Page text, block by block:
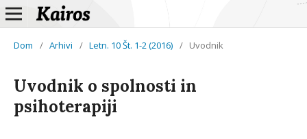
Dom / Arhivi / Letn. 10 Št. 1-2 (2016) / Uvodnik
Uvodnik o spolnosti in
psihoterapiji